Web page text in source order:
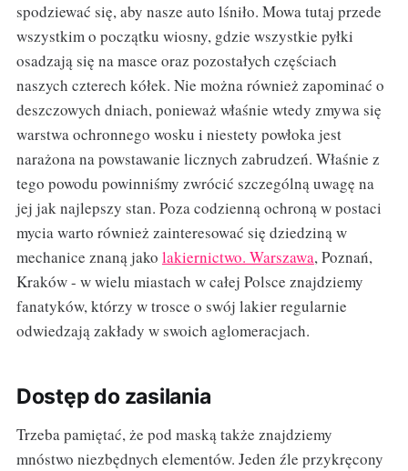
spodziewać się, aby nasze auto lśniło. Mowa tutaj przede
wszystkim o początku wiosny, gdzie wszystkie pyłki
osadzają się na masce oraz pozostałych częściach
naszych czterech kółek. Nie można również zapominać o
deszczowych dniach, ponieważ właśnie wtedy zmywa się
warstwa ochronnego wosku i niestety powłoka jest
narażona na powstawanie licznych zabrudzeń. Właśnie z
tego powodu powinniśmy zwrócić szczególną uwagę na
jej jak najlepszy stan. Poza codzienną ochroną w postaci
mycia warto również zainteresować się dziedziną w
mechanice znaną jako lakiernictwo. Warszawa, Poznań,
Kraków - w wielu miastach w całej Polsce znajdziemy
fanatyków, którzy w trosce o swój lakier regularnie
odwiedzają zakłady w swoich aglomeracjach.
Dostęp do zasilania
Trzeba pamiętać, że pod maską także znajdziemy
mnóstwo niezbędnych elementów. Jeden źle przykręcony